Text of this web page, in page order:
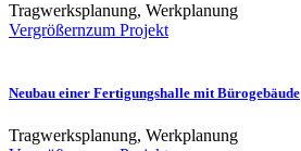
Tragwerksplanung, Werkplanung
Vergrößernzum Projekt
Neubau einer Fertigungshalle mit Bürogebäude
Tragwerksplanung, Werkplanung